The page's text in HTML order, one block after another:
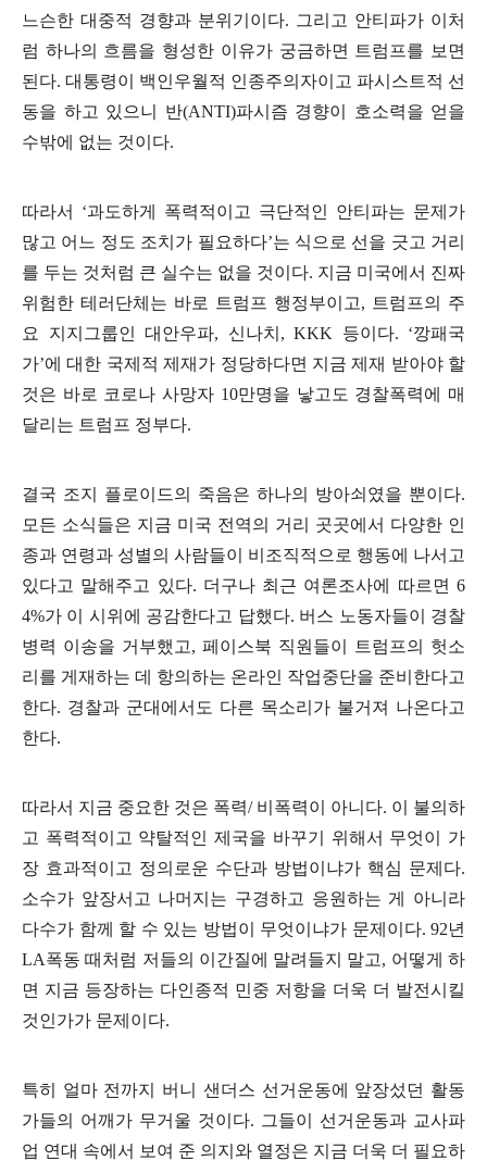
느슨한 대중적 경향과 분위기이다. 그리고 안티파가 이처
럼 하나의 흐름을 형성한 이유가 궁금하면 트럼프를 보면
된다. 대통령이 백인우월적 인종주의자이고 파시스트적 선
동을 하고 있으니 반(ANTI)파시즘 경향이 호소력을 얻을
수밖에 없는 것이다.
따라서 ‘과도하게 폭력적이고 극단적인 안티파는 문제가
많고 어느 정도 조치가 필요하다’는 식으로 선을 긋고 거리
를 두는 것처럼 큰 실수는 없을 것이다. 지금 미국에서 진짜
위험한 테러단체는 바로 트럼프 행정부이고, 트럼프의 주
요 지지그룹인 대안우파, 신나치 , KKK 등이다. ‘깡패국
가’에 대한 국제적 제재가 정당하다면 지금 제재 받아야 할
것은 바로 코로나 사망자 10만명을 낳고도 경찰폭력에 매
달리는 트럼프 정부다.
결국 조지 플로이드의 죽음은 하나의 방아쇠였을 뿐이다.
모든 소식들은 지금 미국 전역의 거리 곳곳에서 다양한 인
종과 연령과 성별의 사람들이 비조직적으로 행동에 나서고
있다고 말해주고 있다. 더구나 최근 여론조사에 따르면6
4%가 이 시위에 공감한다고 답했다. 버스 노동자들이 경찰
병력 이송을 거부했고, 페이스북 직원들이 트럼프의 헛소
리를 게재하는 데 항의하는 온라인 작업중단을 준비한다고
한다. 경찰과 군대에서도 다른 목소리가 불거져 나온다고
한다.
따라서 지금 중요한 것은 폭력/ 비폭력이 아니다. 이 불의하
고 폭력적이고 약탈적인 제국을 바꾸기 위해서 무엇이 가
장 효과적이고 정의로운 수단과 방법이냐가 핵심 문제다.
소수가 앞장서고 나머지는 구경하고 응원하는 게 아니라
다수가 함께 할 수 있는 방법이 무엇이냐가 문제이다. 92년
LA폭동 때처럼 저들의 이간질에 말려들지 말고, 어떻게 하
면 지금 등장하는 다인종적 민중 저항을 더욱 더 발전시킬
것인가가 문제이다.
특히 얼마 전까지 버니 샌더스 선거운동에 앞장섰던 활동
가들의 어깨가 무거울 것이다. 그들이 선거운동과 교사파
업 연대 속에서 보여 준 의지와 열정은 지금 더욱 더 필요하